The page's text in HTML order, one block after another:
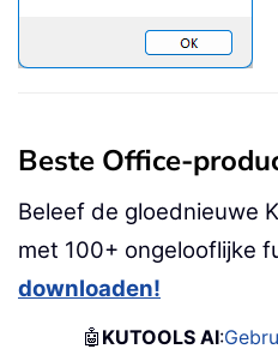
Beste Office-
Beleef de gloednieuwe
met 100+ ongelooflijke
downloaden!
🤖 KUTOOLS AI: